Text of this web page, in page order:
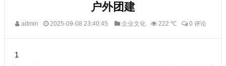
户外团建
admin 2025-09-08 23:40:45 企业文化 222 ℃ 0 评论
1